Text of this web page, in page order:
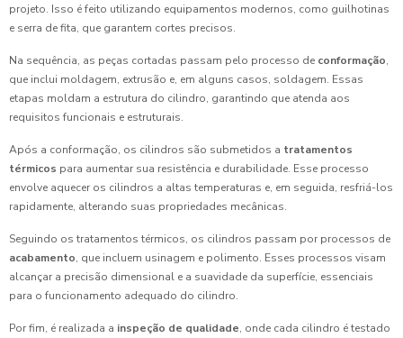
projeto. Isso é feito utilizando equipamentos modernos, como guilhotinas
e serra de fita, que garantem cortes precisos.
Na sequência, as peças cortadas passam pelo processo de conformação,
que inclui moldagem, extrusão e, em alguns casos, soldagem. Essas
etapas moldam a estrutura do cilindro, garantindo que atenda aos
requisitos funcionais e estruturais.
Após a conformação, os cilindros são submetidos a tratamentos
térmicos para aumentar sua resistência e durabilidade. Esse processo
envolve aquecer os cilindros a altas temperaturas e, em seguida, resfriá-los
rapidamente, alterando suas propriedades mecânicas.
Seguindo os tratamentos térmicos, os cilindros passam por processos de
acabamento, que incluem usinagem e polimento. Esses processos visam
alcançar a precisão dimensional e a suavidade da superfície, essenciais
para o funcionamento adequado do cilindro.
Por fim, é realizada a inspeção de qualidade, onde cada cilindro é testado